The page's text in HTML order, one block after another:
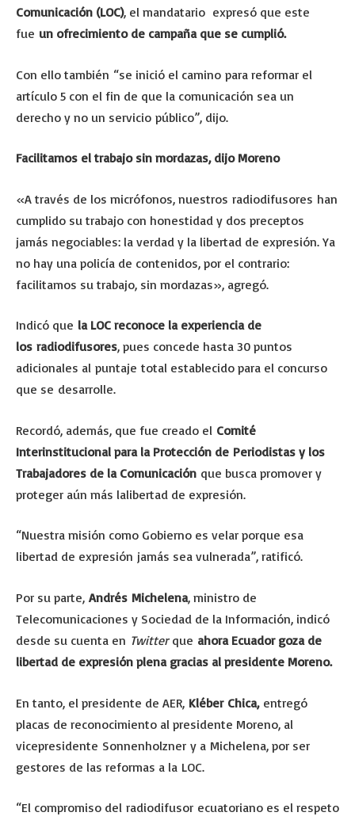
Comunicación (LOC), el mandatario expresó que este
fue un ofrecimiento de campaña que se cumplió.
Con ello también “se inició el camino para reformar el
artículo 5 con el fin de que la comunicación sea un
derecho y no un servicio público”, dijo.
Facilitamos el trabajo sin mordazas, dijo Moreno
«A través de los micrófonos, nuestros radiodifusores han
cumplido su trabajo con honestidad y dos preceptos
jamás negociables: la verdad y la libertad de expresión. Ya
no hay una policía de contenidos, por el contrario:
facilitamos su trabajo, sin mordazas», agregó.
Indicó que la LOC reconoce la experiencia de
los radiodifusores, pues concede hasta 30 puntos
adicionales al puntaje total establecido para el concurso
que se desarrolle.
Recordó, además, que fue creado el Comité
Interinstitucional para la Protección de Periodistas y los
Trabajadores de la Comunicación que busca promover y
proteger aún más lalibertad de expresión.
“Nuestra misión como Gobierno es velar porque esa
libertad de expresión jamás sea vulnerada”, ratificó.
Por su parte, Andrés Michelena, ministro de
Telecomunicaciones y Sociedad de la Información, indicó
desde su cuenta en Twitter que ahora Ecuador goza de
libertad de expresión plena gracias al presidente Moreno.
En tanto, el presidente de AER, Kléber Chica, entregó
placas de reconocimiento al presidente Moreno, al
vicepresidente Sonnenholzner y a Michelena, por ser
gestores de las reformas a la LOC.
“El compromiso del radiodifusor ecuatoriano es el respeto